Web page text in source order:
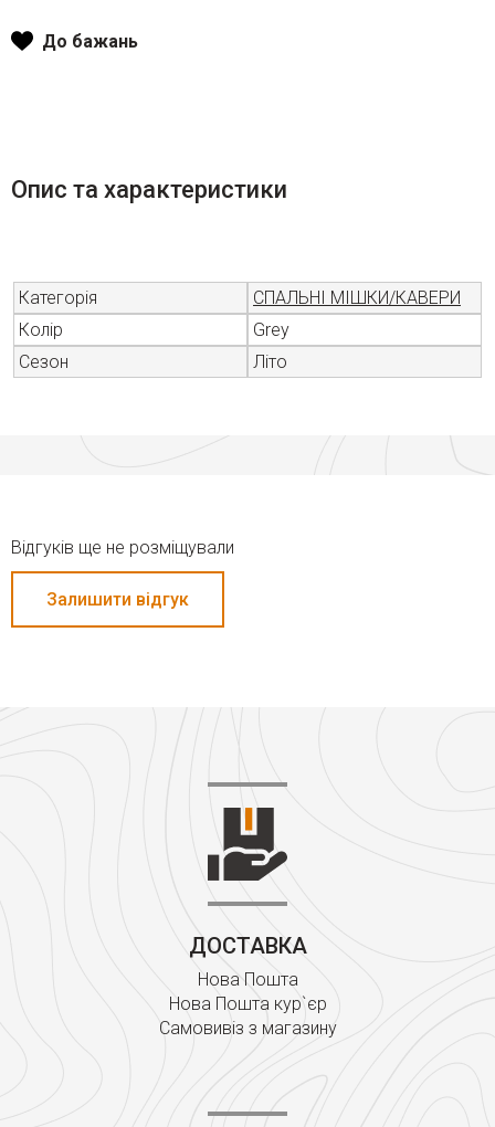
До бажань
Опис та характеристики
Категорія
СПАЛЬНІ МІШКИ/КАВЕРИ
Колір
Grey
Сезон
Літо
Відгуків ще не розміщували
Залишити відгук
ДОСТАВКА
Нова Пошта
Нова Пошта кур`єр
Самовивіз з магазину